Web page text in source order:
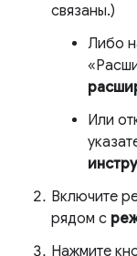
связаны.)
Либо
Или
Включите
рядом с
Нажмите